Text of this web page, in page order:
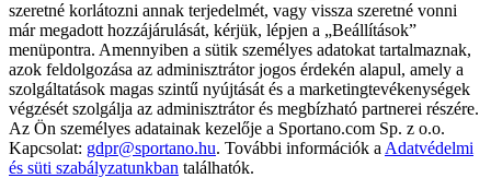
szeretné korlátozni annak terjedelmét, vagy vissza szeretné vonni
már megadott hozzájárulását, kérjük, lépjen a „Beállítások”
menüpontra. Amennyiben a sütik személyes adatokat tartalmaznak,
azok feldolgozása az adminisztrátor jogos érdekén alapul, amely a
szolgáltatások magas szintű nyújtását és a marketingtevékenységek
végzését szolgálja az adminisztrátor és megbízható partnerei részére.
Az Ön személyes adatainak kezelője a Sportano.com Sp. z o.o.
Kapcsolat: gdpr@sportano.hu. További információk a Adatvédelmi
és süti szabályzatunkban találhatók.